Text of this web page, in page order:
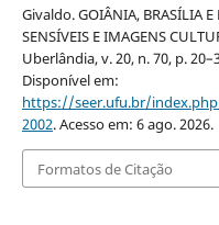
Givaldo. GOIÂNIA, BRASÍLIA E
SENSÍVEIS E IMAGENS
Uberlândia, v. 20, n. 70, p.
Disponível em:
https://seer.ufu.br/
2002. Acesso em: 6 ago. 2026.
Formatos de Citação